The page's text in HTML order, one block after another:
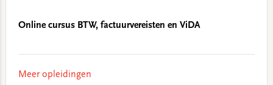
Online cursus BTW, factuurvereisten en ViDA
Meer opleidingen